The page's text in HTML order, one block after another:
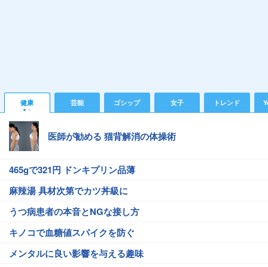
健康 芸能 ゴシップ 女子 トレンド
医師が勧める 猫背解消の体操術
465gで321円 ドンキプリン品薄
麻辣湯 具材次第でカツ丼級に
うつ病患者の本音とNGな接し方
キノコで血糖値スパイクを防ぐ
メンタルに良い影響を与える趣味